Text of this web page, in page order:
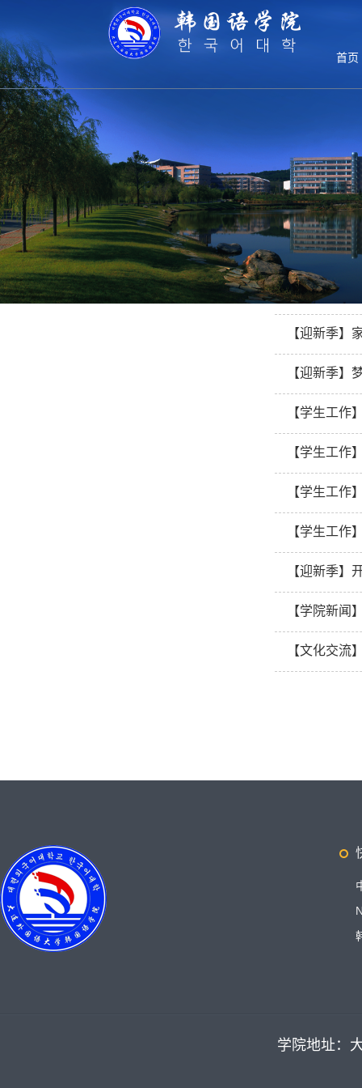
首页
学生工作
团委学生会
院刊《海韵》
学子风采
学生工作
【校庆·校友
【学生工作
【迎新季】
【学生工作
【迎新季
【迎新季
【学生工作
【学生工作
【学生工作
【学生工作
【迎新季】
【学院新闻
【文化交
学院地址：